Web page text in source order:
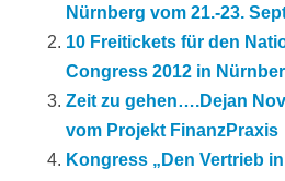
Nürnberg vom 21.-23.
10 Freitickets für den
Congress 2012 in
Zeit zu gehen….Dejan
vom Projekt FinanzPraxis
Kongress „Den Vertrieb